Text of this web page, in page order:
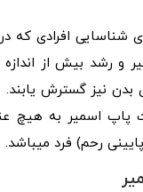
شناسایی افرادی که
و رشد بیش از
بدن نیز گسترش
پاپ اسمیر به هیچ
رحم) فرد میباشد.